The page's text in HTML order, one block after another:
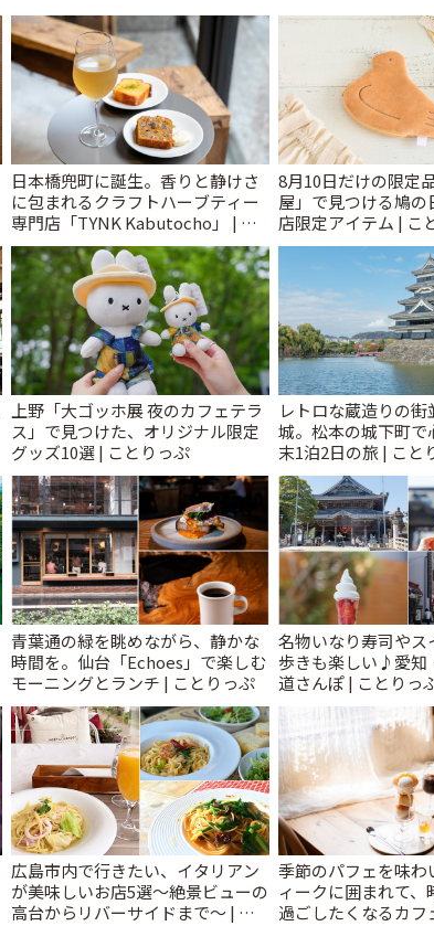
日本橋兜町に誕生。香りと静けさ
に包まれるクラフトハーブティー
専門店「TYNK Kabutocho」 | こ
とりっぷ
8月10日だけの限定
屋」で見つける鳩の
店限定アイテム | こ
上野「大ゴッホ展 夜のカフェテラ
ス」で見つけた、オリジナル限定
グッズ10選 | ことりっぷ
レトロな蔵造りの
城。松本の城下町で
末1泊2日の旅 | こと
青葉通の緑を眺めながら、静かな
時間を。仙台「Echoes」で楽しむ
モーニングとランチ | ことりっぷ
名物いなり寿司やス
歩きも楽しい♪愛知
道さんぽ | ことりっ
広島市内で行きたい、イタリアン
が美味しいお店5選〜絶景ビューの
高台からリバーサイドまで〜 | こ
季節のパフェを味
ィークに囲まれて、
過ごしたくなるカ